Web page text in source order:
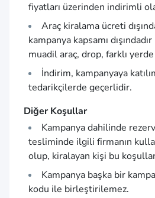
fiyatları üzerinden indirimli
Araç kiralama ücreti
kampanya kapsamı
muadil araç, drop, farklı
İndirim, kampanyaya
tedarikçilerde geçerlidir.
Diğer Koşullar
Kampanya dahilinde
tesliminde ilgili firmanın
olup, kiralayan kişi bu
Kampanya başka bir
kodu ile birleştirilemez.